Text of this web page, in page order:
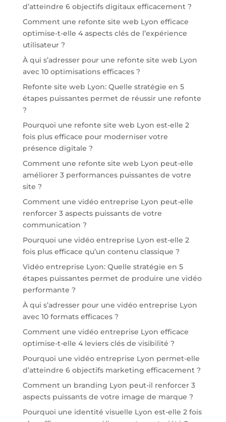
d’atteindre 6 objectifs digitaux efficacement ?
Comment une refonte site web Lyon efficace
optimise-t-elle 4 aspects clés de l’expérience
utilisateur ?
À qui s’adresser pour une refonte site web Lyon
avec 10 optimisations efficaces ?
Refonte site web Lyon: Quelle stratégie en 5
étapes puissantes permet de réussir une refonte
?
Pourquoi une refonte site web Lyon est-elle 2
fois plus efficace pour moderniser votre
présence digitale ?
Comment une refonte site web Lyon peut-elle
améliorer 3 performances puissantes de votre
site ?
Comment une vidéo entreprise Lyon peut-elle
renforcer 3 aspects puissants de votre
communication ?
Pourquoi une vidéo entreprise Lyon est-elle 2
fois plus efficace qu’un contenu classique ?
Vidéo entreprise Lyon: Quelle stratégie en 5
étapes puissantes permet de produire une vidéo
performante ?
À qui s’adresser pour une vidéo entreprise Lyon
avec 10 formats efficaces ?
Comment une vidéo entreprise Lyon efficace
optimise-t-elle 4 leviers clés de visibilité ?
Pourquoi une vidéo entreprise Lyon permet-elle
d’atteindre 6 objectifs marketing efficacement ?
Comment un branding Lyon peut-il renforcer 3
aspects puissants de votre image de marque ?
Pourquoi une identité visuelle Lyon est-elle 2 fois